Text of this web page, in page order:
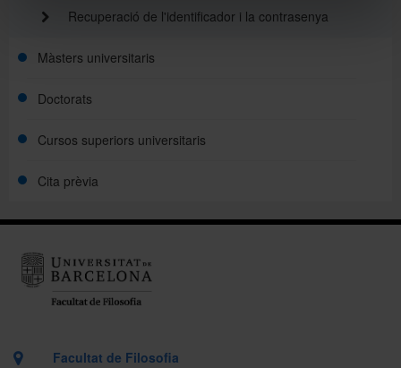
Recuperació de l'identificador i la contrasenya
Màsters universitaris
Doctorats
Cursos superiors universitaris
Cita prèvia
Facultat de Filosofia